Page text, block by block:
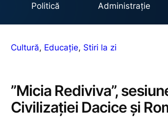
Politică Administrație
Cultură, Educație, Stiri la zi
”Micia Rediviva”,
Civilizației Dacice și